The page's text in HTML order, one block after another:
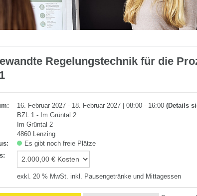
Regelungstechnik für die
16. Februar 2027 - 18. Februar 2027 | 08:00 - 16:00(Details
BZL 1 - Im Grüntal 2
Im Grüntal 2
4860 Lenzing
Es gibt noch freie Plätze
:
exkl. 20 % MwSt. inkl. Pausengetränke und Mittagessen